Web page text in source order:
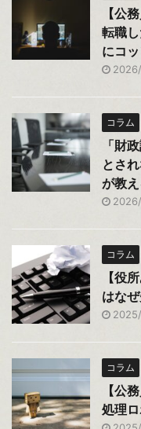
【公
転職
にコ
コラム
「財
とさ
が教
コラム
【役
はな
コラム
【公
処理